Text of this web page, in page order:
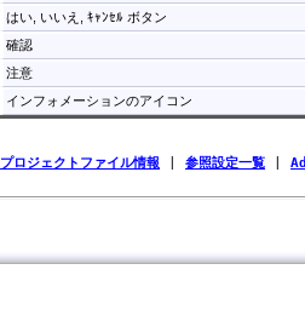
はい, いいえ, ｷｬﾝｾﾙ ボタン
確認
注意
インフォメーションのアイコン
プロジェクトファイル情報 参照設定一覧